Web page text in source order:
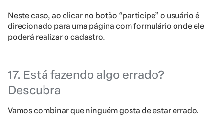
Neste caso, ao clicar no botão “participe” o usuário é
direcionado para uma página com formulário onde ele
poderá realizar o cadastro.
17. Está fazendo algo errado?
Descubra
Vamos combinar que ninguém gosta de estar errado.